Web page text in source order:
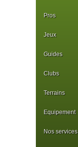
Pros
Jeux
Guides
Clubs
Terrains
Equipement
Nos services